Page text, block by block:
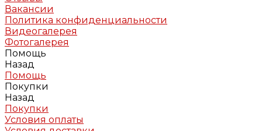
Вакансии
Политика конфиденциальности
Видеогалерея
Фотогалерея
Помощь
Назад
Помощь
Покупки
Назад
Покупки
Условия оплаты